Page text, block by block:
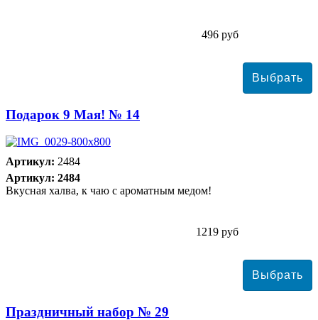
496 руб
Подарок 9 Мая! № 14
Артикул: 2484
Артикул: 2484
Вкусная халва, к чаю с ароматным медом!
1219 руб
Праздничный набор № 29